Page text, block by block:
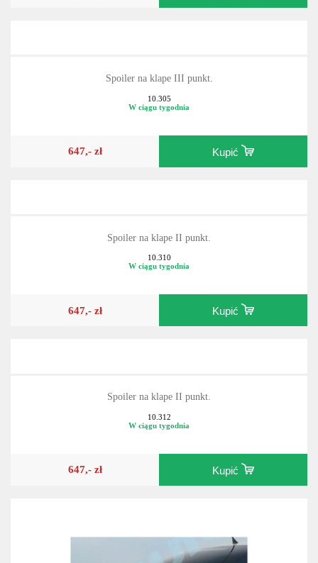
Spoiler na klape III punkt.
10.305
W ciągu tygodnia
647,- zł Kupić
Spoiler na klape II punkt.
10.310
W ciągu tygodnia
647,- zł Kupić
Spoiler na klape II punkt.
10.312
W ciągu tygodnia
647,- zł Kupić